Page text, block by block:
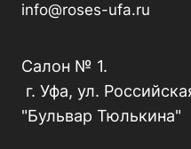
info@roses-ufa.ru
Салон № 1.
г. Уфа, ул.
"Бульвар Тюлькина"